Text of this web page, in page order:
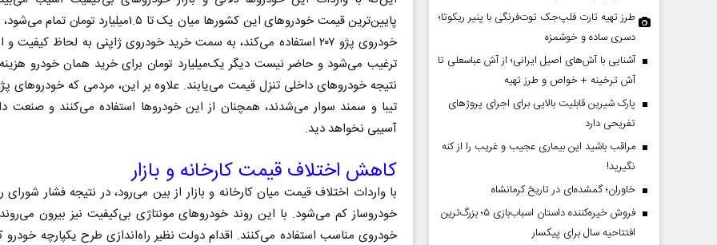
پایین‌ترین قیمت خودروهای این کشورها میان یک تا ۱.۵میلیارد
خودروی پژو ۲۰۷ استفاده می‌کند، به سمت خرید خودروی ژاپنی به لحاظ کیفیت و
ترغیب می‌شود و حاضر نیست دیگر یک‌میلیارد تومان برای خرید همان خودرو
نتیجه خودروهای داخلی تنزل قیمت می‌یابند. علاوه بر این، مردمی که خودروهای
تیبا و سمند سوار می‌شدند، همچنان از این خودروها استفاده می‌کنند و صنعت
آسیبی نخواهد دید.
کاهش اختلاف قیمت کارخانه و بازار
با واردات اختلاف قیمت میان کارخانه و بازار از بین می‌رود، در نتیجه فشار شورای
خودروساز کم می‌شود. با این روند خودروهای مونتاژی بی‌کیفیت نیز بیرون
خودروی مناسب استفاده می‌کنند. اقدام دولت نظیر راه‌اندازی طرح یکپارچه خودرو
طرز تهیه تارت فلپ‌جک توت‌فرنگی با پنیر ریکوتا؛
دسری ساده و خوشمزه
آشنایی با آش‌های اصیل ایرانی؛ از آش عباسعلی تا
آش ترخینه + خواص و طرز تهیه
پارک شیرین قابلیت‌ بالایی برای اجرای پروژهای
تفریحی دارد
مراقب باشید این بیماری عجیب و غریب را از کنه
نگیرید!
خاوران؛ گمشده‌ای در تاریخ کرمانشاه
فروش خیره‌کننده داستان اسباب‌بازی ۵؛ بزرگ‌ترین
افتتاحیه سال برای پیکسار
چرایی عقب‌نشینی ترامپ؟
- تحلیلگر مسائل سیاسی
پشت‌پرده تهدیدات کوتاه‏‌مدت و
ادعا‌های خلاف واقع آمریکا
عباس سلیمی‌نمین - تحلیلگر مسائل سیاسی
اربعین نماد مقاومت در برابر
استکبار‌
رحمت‌الله نوروزی - عضو کمیسیون اجتماعی
دکتر حکیمه